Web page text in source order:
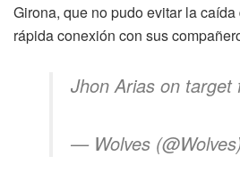
Girona, que no pudo evitar la
rápida conexión con sus
Jhon Arias on
— Wolves